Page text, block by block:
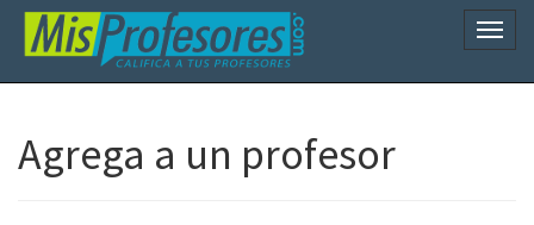
Agrega a un profesor